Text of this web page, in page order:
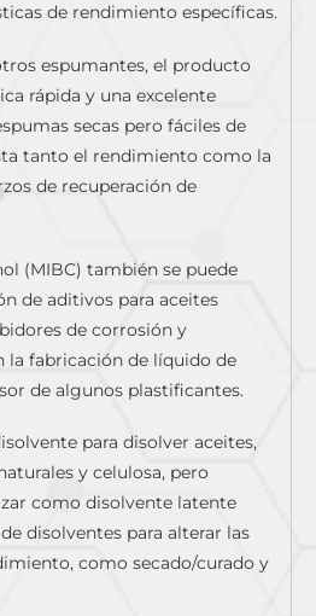
de rendimiento específicas.
espumantes, el producto
rápida y una excelente
secas pero fáciles de
tanto el rendimiento como la
de recuperación de
(MIBC) también se puede
de aditivos para aceites
de corrosión y
la fabricación de líquido de
de algunos plastificantes.
para disolver aceites,
y celulosa, pero
como disolvente latente
disolventes para alterar las
como secado/curado y